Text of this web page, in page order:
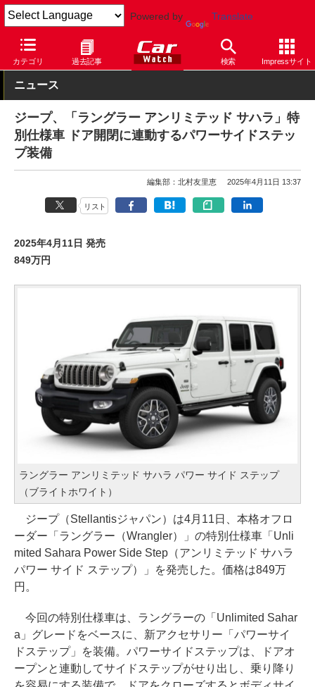
Powered by Translate
カテゴリ 過去記事 検索 Impressサイト
Car Watch 自動車 ジープ ラングラー
ニュース
ジープ、「ラングラー アンリミテッド サハラ」特
別仕様車 ドア開閉に連動するパワーサイドステッ
プ装備
編集部：北村友里恵 2025年4月11日 13:37
リスト
2025年4月11日 発売
849万円
ラングラー アンリミテッド サハラ パワー サイド ステップ
（ブライトホワイト）
ジープ（Stellantisジャパン）は4月11日、本格オフロ
ーダー「ラングラー（Wrangler）」の特別仕様車「Unli
mited Sahara Power Side Step（アンリミテッド サハラ
パワー サイド ステップ）」を発売した。価格は849万
円。
今回の特別仕様車は、ラングラーの「Unlimited Sahar
a」グレードをベースに、新アクセサリー「パワーサイ
ドステップ」を装備。パワーサイドステップは、ドアオ
ープンと連動してサイドステップがせり出し、乗り降り